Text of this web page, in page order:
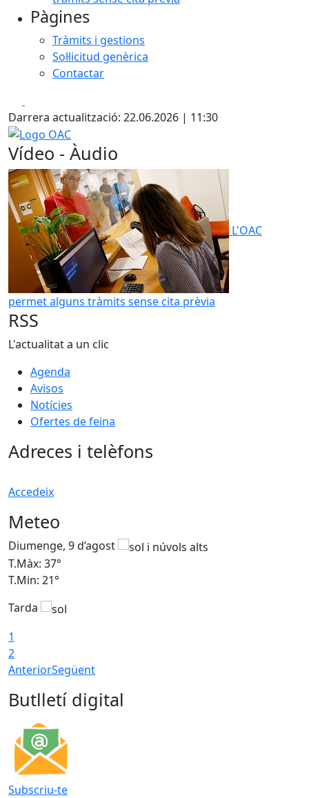
Pàgines
Tràmits i gestions
Sol·licitud genèrica
Contactar
Darrera actualització: 22.06.2026 | 11:30
Logo OAC
Vídeo - Àudio
L'OAC
permet alguns tràmits sense cita prèvia
RSS
L'actualitat a un clic
Agenda
Avisos
Notícies
Ofertes de feina
Adreces i telèfons
Accedeix
Meteo
Diumenge, 9 d’agost
T.Màx: 37°
T.Min: 21°
Tarda
1
2
AnteriorSegüent
Butlletí digital
Subscriu-te